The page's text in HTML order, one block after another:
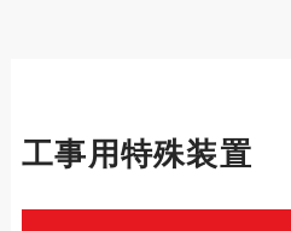
工事用特殊装置